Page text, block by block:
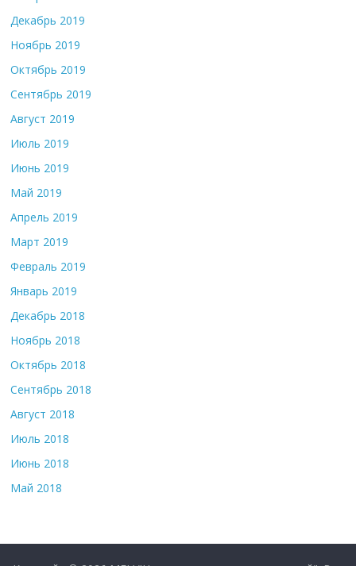
Декабрь 2019
Ноябрь 2019
Октябрь 2019
Сентябрь 2019
Август 2019
Июль 2019
Июнь 2019
Май 2019
Апрель 2019
Март 2019
Февраль 2019
Январь 2019
Декабрь 2018
Ноябрь 2018
Октябрь 2018
Сентябрь 2018
Август 2018
Июль 2018
Июнь 2018
Май 2018